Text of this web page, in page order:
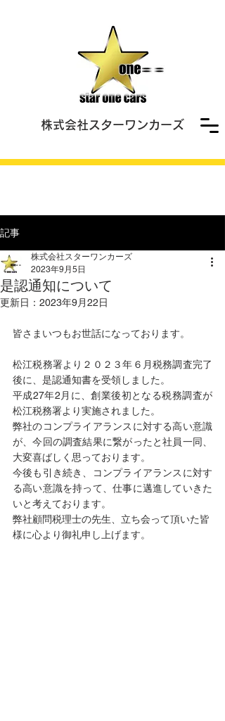
株式会社スターワンカーズ
記事
是認通知について
株式会社スターワンカーズ
2023年9月5日
更新日： 2023年9月22日
皆さまいつもお世話になっております。
松江税務署より２０２３年６月税務調査完了
後に、是認通知書を受領しました。
平成27年2月に、創業後初となる税務調査が
松江税務署より実施されました。
弊社のコンプライアランスに対する高い意識
が、今回の調査結果に繋がったと社員一同、
大変喜ばしく思っております。
今後も引き続き、コンプライアランスに対す
る高い意識を持って、仕事に邁進していきた
いと考えております。
弊社顧問税理士の先生、立ち会って頂いた皆
様に心より御礼申し上げます。